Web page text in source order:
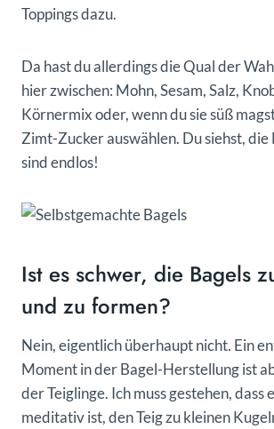
Toppings dazu.
Da hast du allerdings die Qual der
hier zwischen: Mohn, Sesam, Salz,
Körnermix oder, wenn du sie süß
Zimt-Zucker auswählen. Du siehst,
sind endlos!
Ist es schwer, die Bagels
und zu formen?
Nein, eigentlich überhaupt nicht. Ein
Moment in der Bagel-Herstellung ist
der Teiglinge. Ich muss gestehen, dass
meditativ ist, den Teig zu kleinen